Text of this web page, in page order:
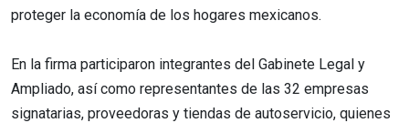
proteger la economía de los hogares mexicanos.
En la firma participaron integrantes del Gabinete Legal y
Ampliado, así como representantes de las 32 empresas
signatarias, proveedoras y tiendas de autoservicio, quienes